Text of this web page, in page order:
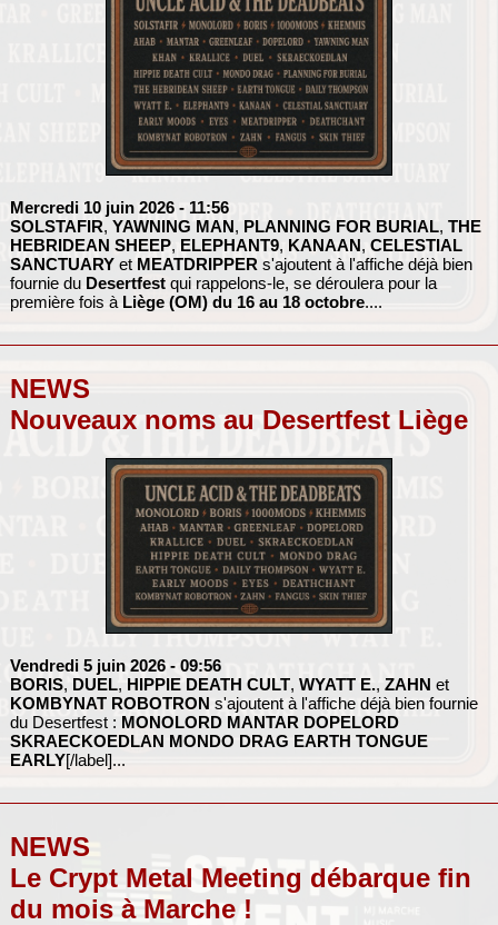
Mercredi 10 juin 2026 - 11:56
SOLSTAFIR, YAWNING MAN, PLANNING FOR BURIAL, THE
HEBRIDEAN SHEEP, ELEPHANT9, KANAAN, CELESTIAL
SANCTUARYet MEATDRIPPER s'ajoutent à l'affiche déjà bien
fournie du Desertfestqui rappelons-le, se déroulera pour la
première fois à Liège (OM) du 16 au 18 octobre....
NEWS
Nouveaux noms au Desertfest Liège
Vendredi 5 juin 2026 - 09:56
BORIS, DUEL, HIPPIE DEATH CULT, WYATT E., ZAHN et
KOMBYNAT ROBOTRON s'ajoutent à l'affiche déjà bien fournie
du Desertfest : MONOLORD MANTAR DOPELORD
SKRAECKOEDLAN MONDO DRAG EARTH TONGUE
EARLY[/label]...
NEWS
Le Crypt Metal Meeting débarque fin
du mois à Marche !